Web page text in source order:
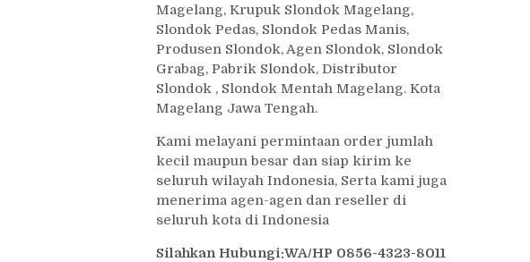
Magelang, Krupuk Slondok Magelang,
Slondok Pedas, Slondok Pedas Manis,
Produsen Slondok, Agen Slondok, Slondok
Grabag, Pabrik Slondok, Distributor
Slondok , Slondok Mentah Magelang. Kota
Magelang Jawa Tengah.
Kami melayani permintaan order jumlah
kecil maupun besar dan siap kirim ke
seluruh wilayah Indonesia, Serta kami juga
menerima agen-agen dan reseller di
seluruh kota di Indonesia
Silahkan Hubungi:WA/HP 0856-4323-8011